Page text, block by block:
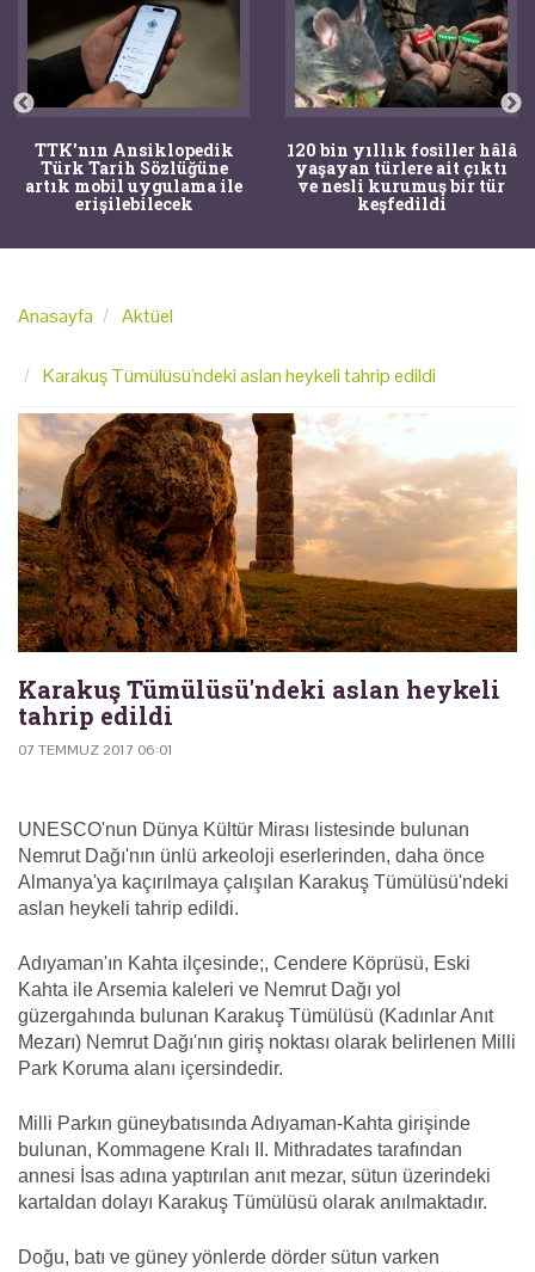
TTK'nın Ansiklopedik
Türk Tarih Sözlüğüne
artık mobil uygulama ile
erişilebilecek
120 bin yıllık fosiller hâlâ
yaşayan türlere ait çıktı
ve nesli kurumuş bir tür
keşfedildi
Anasayfa Aktüel
Karakuş Tümülüsü'ndeki aslan heykeli tahrip edildi
Karakuş Tümülüsü'ndeki aslan heykeli
tahrip edildi
07 TEMMUZ 2017 06:01
UNESCO'nun Dünya Kültür Mirası listesinde bulunan
Nemrut Dağı'nın ünlü arkeoloji eserlerinden, daha önce
Almanya'ya kaçırılmaya çalışılan Karakuş Tümülüsü'ndeki
aslan heykeli tahrip edildi.
Adıyaman'ın Kahta ilçesinde;, Cendere Köprüsü, Eski
Kahta ile Arsemia kaleleri ve Nemrut Dağı yol
güzergahında bulunan Karakuş Tümülüsü (Kadınlar Anıt
Mezarı) Nemrut Dağı'nın giriş noktası olarak belirlenen Milli
Park Koruma alanı içersindedir.
Milli Parkın güneybatısında Adıyaman-Kahta girişinde
bulunan, Kommagene Kralı II. Mithradates tarafından
annesi İsas adına yaptırılan anıt mezar, sütun üzerindeki
kartaldan dolayı Karakuş Tümülüsü olarak anılmaktadır.
Doğu, batı ve güney yönlerde dörder sütun varken